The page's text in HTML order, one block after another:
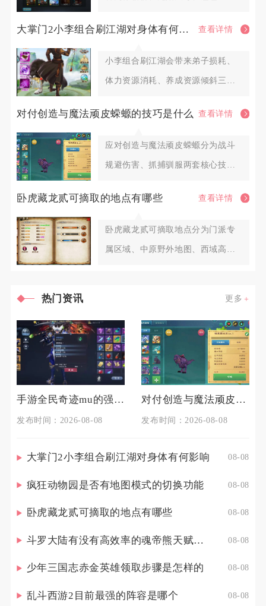
大掌门2小李组合刷江湖对身体有何影响 查看详情
小李组合刷江湖会带来弟子损耗、
体力资源消耗、养成资源倾斜三大
对付创造与魔法顽皮蝾螈的技巧是什么 查看详情
应对创造与魔法顽皮蝾螈分为战斗
规避伤害、抓捕驯服两套核心技
血
卧虎藏龙贰可摘取的地点有哪些 查看详情
卧虎藏龙贰可摘取地点分为门派专
属区域、中原野外地图、西域高阶
热门资讯 更多
手游全民奇迹mu的强化技巧有哪些
发布时间：2026-08-08
对付创造与魔法顽皮蝾螈的技巧是什么
发布时间：2026-08-08
大掌门2小李组合刷江湖对身体有何影响 08-08
疯狂动物园是否有地图模式的切换功能 08-08
卧虎藏龙贰可摘取的地点有哪些 08-08
斗罗大陆有没有高效率的魂帝熊天赋点配置策略 08-08
少年三国志赤金英雄领取步骤是怎样的 08-08
乱斗西游2目前最强的阵容是哪个 08-08